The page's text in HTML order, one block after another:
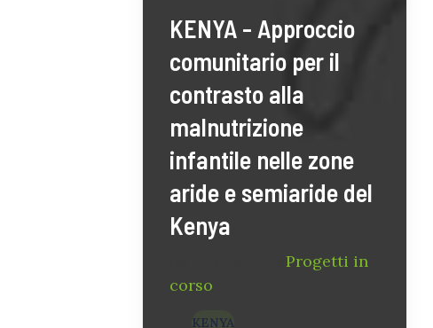
KENYA - Approccio
comunitario per il
contrasto alla
malnutrizione
infantile nelle zone
aride e semiaride del
Kenya
Progetti in
corso
KENYA